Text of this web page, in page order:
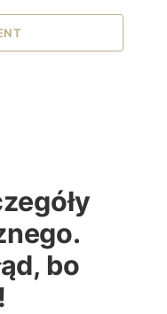
bo